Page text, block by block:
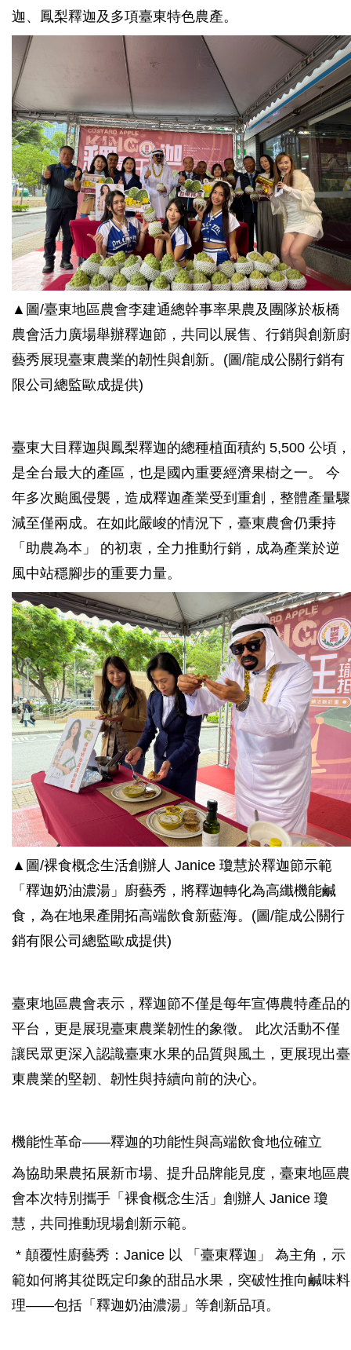
迦、鳳梨釋迦及多項臺東特色農產。
▲圖/臺東地區農會李建通總幹事率果農及團隊於板橋
農會活力廣場舉辦釋迦節，共同以展售、行銷與創新廚
藝秀展現臺東農業的韌性與創新。(圖/龍成公關行銷有
限公司總監歐成提供)
臺東大目釋迦與鳳梨釋迦的總種植面積約 5,500 公頃，
是全台最大的產區，也是國內重要經濟果樹之一。 今
年多次颱風侵襲，造成釋迦產業受到重創，整體產量驟
減至僅兩成。在如此嚴峻的情況下，臺東農會仍秉持
「助農為本」 的初衷，全力推動行銷，成為產業於逆
風中站穩腳步的重要力量。
▲圖/裸食概念生活創辦人 Janice 瓊慧於釋迦節示範
「釋迦奶油濃湯」廚藝秀，將釋迦轉化為高纖機能鹹
食，為在地果產開拓高端飲食新藍海。(圖/龍成公關行
銷有限公司總監歐成提供)
臺東地區農會表示，釋迦節不僅是每年宣傳農特產品的
平台，更是展現臺東農業韌性的象徵。 此次活動不僅
讓民眾更深入認識臺東水果的品質與風土，更展現出臺
東農業的堅韌、韌性與持續向前的決心。
機能性革命——釋迦的功能性與高端飲食地位確立
為協助果農拓展新市場、提升品牌能見度，臺東地區農
會本次特別攜手「裸食概念生活」創辦人 Janice 瓊
慧，共同推動現場創新示範。
* 顛覆性廚藝秀：Janice 以 「臺東釋迦」 為主角，示
範如何將其從既定印象的甜品水果，突破性推向鹹味料
理——包括「釋迦奶油濃湯」等創新品項。